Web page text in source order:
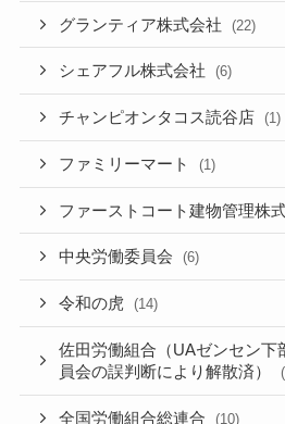
グランティア株式会社 (22)
シェアフル株式会社 (6)
チャンピオンタコス読谷店 (1)
ファミリーマート (1)
ファーストコート建物管理株
中央労働委員会 (6)
令和の虎 (14)
佐田労働組合（UAゼンセン下
員会の誤判断により解散済）
全国労働組合総連合 (10)